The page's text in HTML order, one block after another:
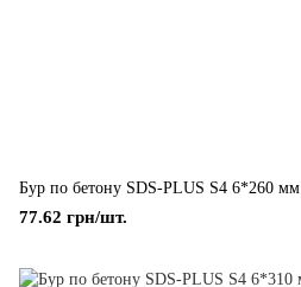
Бур по бетону SDS-PLUS S4 6*260 мм
77.62 грн/шт.